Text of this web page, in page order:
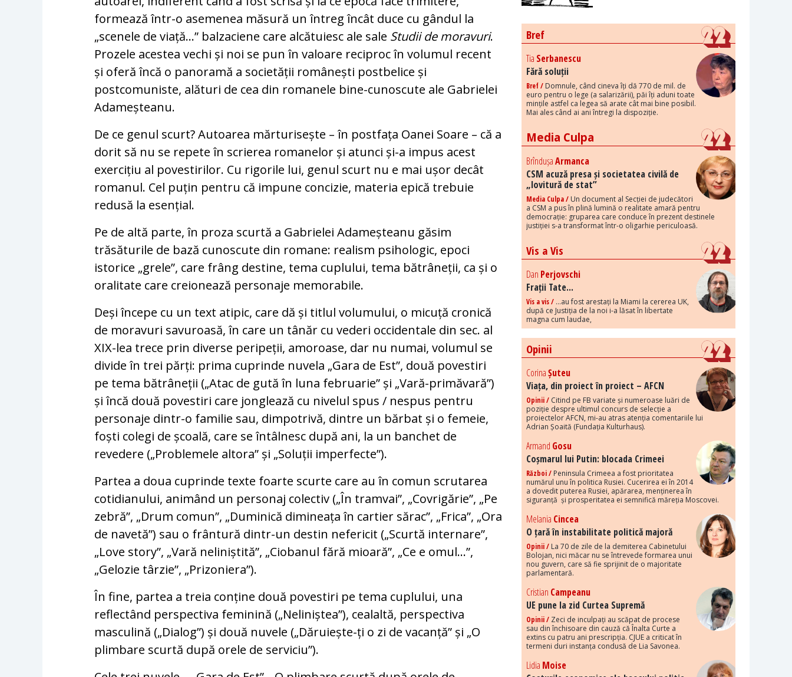
formează într-o asemenea măsură un întreg încât duce cu gândul la
„scenele de viață...” balzaciene care alcătuiesc ale sale Studii de moravuri.
Prozele acestea vechi și noi se pun în valoare reciproc în volumul recent
și oferă încă o panoramă a societății românești postbelice și
postcomuniste, alături de cea din romanele bine-cunoscute ale Gabrielei
Adameșteanu.
De ce genul scurt? Autoarea mărturisește – în postfața Oanei Soare – că a
dorit să nu se repete în scrierea romanelor și atunci și-a impus acest
exercițiu al povestirilor. Cu rigorile lui, genul scurt nu e mai ușor decât
romanul. Cel puțin pentru că impune concizie, materia epică trebuie
redusă la esențial.
Pe de altă parte, în proza scurtă a Gabrielei Adameșteanu găsim
trăsăturile de bază cunoscute din romane: realism psihologic, epoci
istorice „grele”, care frâng destine, tema cuplului, tema bătrâneții, ca și o
oralitate care creionează personaje memorabile.
Deși începe cu un text atipic, care dă și titlul volumului, o micuță cronică
de moravuri savuroasă, în care un tânăr cu vederi occidentale din sec. al
XIX-lea trece prin diverse peripeții, amoroase, dar nu numai, volumul se
divide în trei părți: prima cuprinde nuvela „Gara de Est”, două povestiri
pe tema bătrâneții („Atac de gută în luna februarie” și „Vară-primăvară”)
și încă două povestiri care jonglează cu nivelul spus / nespus pentru
personaje dintr-o familie sau, dimpotrivă, dintre un bărbat și o femeie,
foști colegi de școală, care se întâlnesc după ani, la un banchet de
revedere („Problemele altora” și „Soluții imperfecte”).
Partea a doua cuprinde texte foarte scurte care au în comun scrutarea
cotidianului, animând un personaj colectiv („În tramvai”, „Covrigărie”, „Pe
zebră”, „Drum comun”, „Duminică dimineața în cartier sărac”, „Frica”, „Ora
de navetă”) sau o frântură dintr-un destin nefericit („Scurtă internare”,
„Love story”, „Vară neliniștită”, „Ciobanul fără mioară”, „Ce e omul...”,
„Gelozie târzie”, „Prizoniera”).
În fine, partea a treia conține două povestiri pe tema cuplului, una
reflectând perspectiva feminină („Neliniștea”), cealaltă, perspectiva
masculină („Dialog”) și două nuvele („Dăruiește-ți o zi de vacanță” și „O
plimbare scurtă după orele de serviciu”).
Bref
Tia Serbanescu
Fără soluții
Bref / Domnule, când cineva îți dă 770 de mil. de
euro pentru o lege (a salarizării), păi îți aduni toate
mințile astfel ca legea să arate cât mai bine posibil.
Mai ales când ai ani întregi la dispoziție.
Media Culpa
BrîndușaArmanca
CSM acuză presa și societatea civilă de
„lovitură de stat”
Media Culpa / Un document al Secției de judecători
a CSM a pus în plină lumină o realitate amară pentru
democrație: gruparea care conduce în prezent destinele
justiției s-a transformat într-o oligarhie periculoasă.
Vis a Vis
Dan Perjovschi
Frații Tate...
Vis a vis / ...au fost arestați la Miami la cererea UK,
după ce Justiția de la noi i-a lăsat în libertate
magna cum laudae,
Opinii
CorinaȘuteu
Viața, din proiect în proiect – AFCN
Opinii / Citind pe FB variate și numeroase luări de
poziție despre ultimul concurs de selecție a
proiectelor AFCN, mi-au atras atenția comentariile lui
Adrian Șoaită (Fundația Kulturhaus).
Armand Gosu
Coșmarul lui Putin: blocada Crimeei
Război / Peninsula Crimeea a fost prioritatea
numărul unu în politica Rusiei. Cucerirea ei în 2014
a dovedit puterea Rusiei, apărarea, menținerea în
siguranță și prosperitatea ei semnifică măreția Moscovei.
Melania Cincea
O țară în instabilitate politică majoră
Opinii / La 70 de zile de la demiterea Cabinetului
Bolojan, nici măcar nu se întrevede formarea unui
nou guvern, care să fie sprijinit de o majoritate
parlamentară.
Cristian Campeanu
UE pune la zid Curtea Supremă
Opinii / Zeci de inculpați au scăpat de procese
sau din închisoare din cauză că Înalta Curte a
extins cu patru ani prescripția. CJUE a criticat în
termeni duri instanța condusă de Lia Savonea.
Lidia Moise